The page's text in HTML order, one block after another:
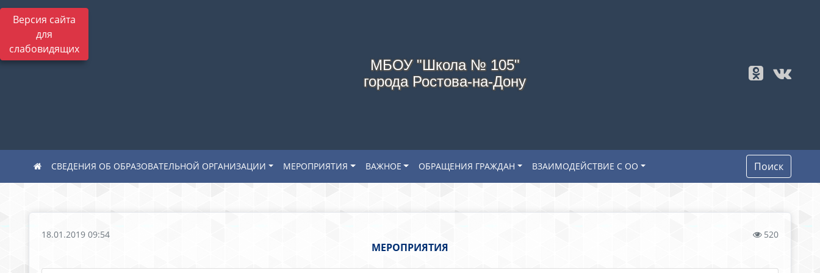
Версия сайта
для
слабовидящих
МБОУ "Школа № 105"
города Ростова-на-Дону
СВЕДЕНИЯ ОБ ОБРАЗОВАТЕЛЬНОЙ ОРГАНИЗАЦИИ МЕРОПРИЯТИЯ ВАЖНОЕ ОБРАЩЕНИЯ ГРАЖДАН ВЗАИМОДЕЙСТВИЕ С ОО Поиск
18.01.2019 09:54 520
МЕРОПРИЯТИЯ